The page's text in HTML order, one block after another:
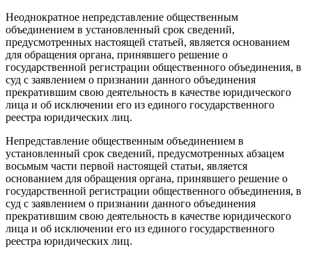
Неоднократное непредставление общественным
объединением в установленный срок сведений,
предусмотренных настоящей статьей, является основанием
для обращения органа, принявшего решение о
государственной регистрации общественного объединения, в
суд с заявлением о признании данного объединения
прекратившим свою деятельность в качестве юридического
лица и об исключении его из единого государственного
реестра юридических лиц.
Непредставление общественным объединением в
установленный срок сведений, предусмотренных абзацем
восьмым части первой настоящей статьи, является
основанием для обращения органа, принявшего решение о
государственной регистрации общественного объединения, в
суд с заявлением о признании данного объединения
прекратившим свою деятельность в качестве юридического
лица и об исключении его из единого государственного
реестра юридических лиц.